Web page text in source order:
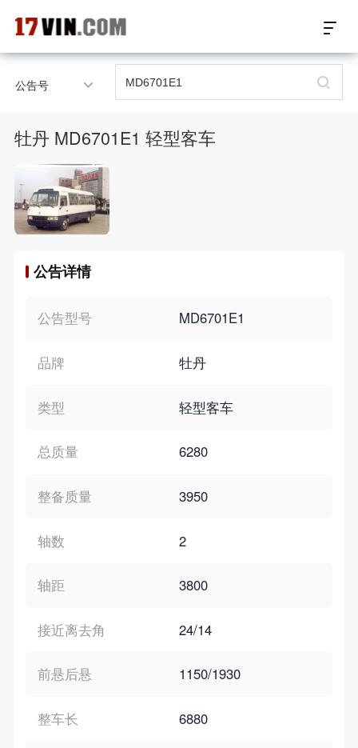
17VIN车架号查询首页
汽配产品车型适配
汽配产品电子目录
微信群智能客服
个性化私人定制
公告号
牡丹 MD6701E1 轻型客车
公告详情
公告型号 MD6701E1
品牌 牡丹
类型 轻型客车
总质量 6280
整备质量 3950
轴数 2
轴距 3800
接近离去角 24/14
前悬后悬 1150/1930
整车长 6880